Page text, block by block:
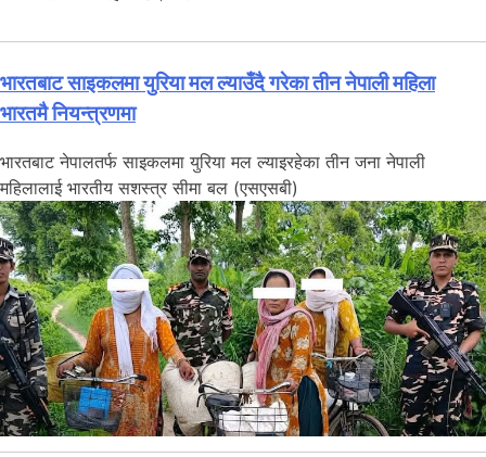
भारतबाट साइकलमा युरिया मल ल्याउँदै गरेका तीन नेपाली महिला
भारतमै नियन्त्रणमा
भारतबाट नेपालतर्फ साइकलमा युरिया मल ल्याइरहेका तीन जना नेपाली
महिलालाई भारतीय सशस्त्र सीमा बल (एसएसबी)